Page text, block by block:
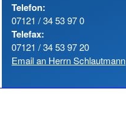
Telefon:
07121 / 34 53 97 0
Telefax:
07121 / 34 53 97 20
Email an Herrn Schlautmann